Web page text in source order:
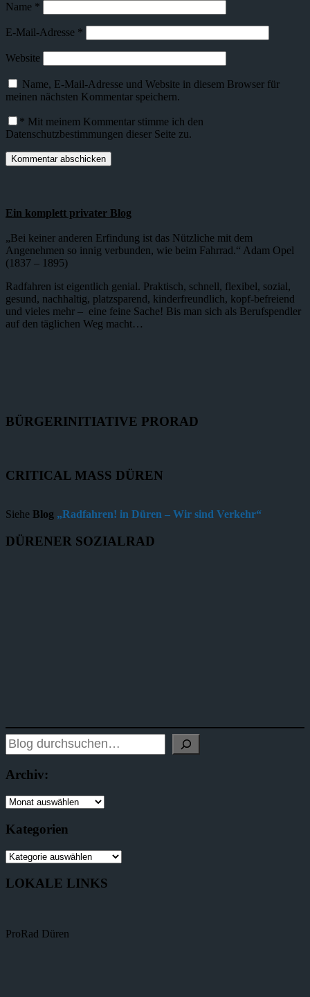
Name *
E-Mail-Adresse *
Website
Name, E-Mail-Adresse und Website in diesem Browser für
meinen nächsten Kommentar speichern.
* Mit meinem Kommentar stimme ich den
Datenschutzbestimmungen dieser Seite zu.
Ein komplett privater Blog
„Bei keiner anderen Erfindung ist das Nützliche mit dem
Angenehmen so innig verbunden, wie beim Fahrrad.“ Adam Opel
(1837 – 1895)
Radfahren ist eigentlich genial. Praktisch, schnell, flexibel, sozial,
gesund, nachhaltig, platzsparend, kinderfreundlich, kopf-befreiend
und vieles mehr – eine feine Sache! Bis man sich als Berufspendler
auf den täglichen Weg macht…
BÜRGERINITIATIVE PRORAD
CRITICAL MASS DÜREN
Siehe Blog „Radfahren! in Düren – Wir sind Verkehr“
DÜRENER SOZIALRAD
Archiv:
Kategorien
LOKALE LINKS
ProRad Düren